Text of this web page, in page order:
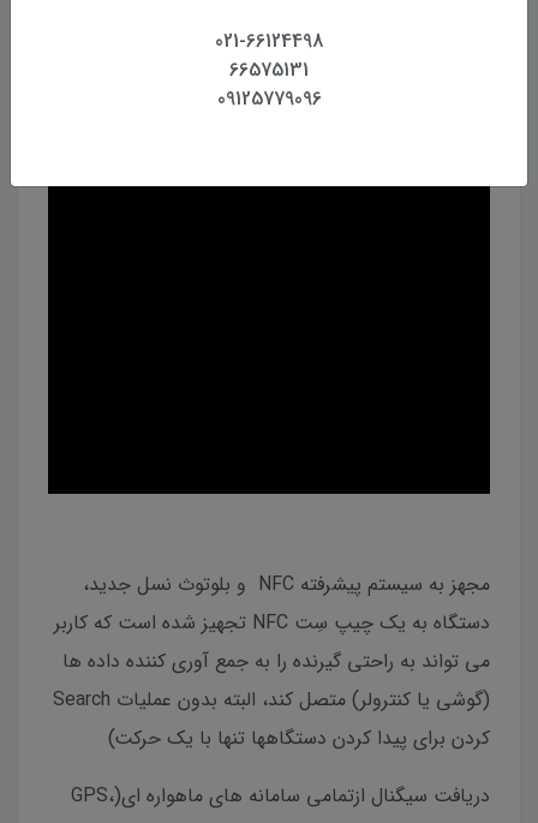
مجهز به سیستم پیشرفته NFC و بلوتوث نسل جدید،
دستگاه به یک چیپ سِت NFC تجهیز شده است که کاربر
می تواند به راحتی گیرنده را به جمع آوری کننده داده ها
(گوشی یا کنترولر) متصل کند، البته بدون عملیات Search
کردن برای پیدا کردن دستگاهها تنها با یک حرکت)
دریافت سیگنال ازتمامی سامانه های ماهواره ای(GPS،
021-66124498
66575131
09125779096